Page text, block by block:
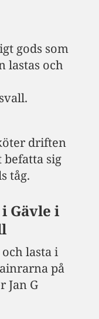
gods som
lastas och
driften
sig
tåg.
Gävle i
lasta i
på
Jan G